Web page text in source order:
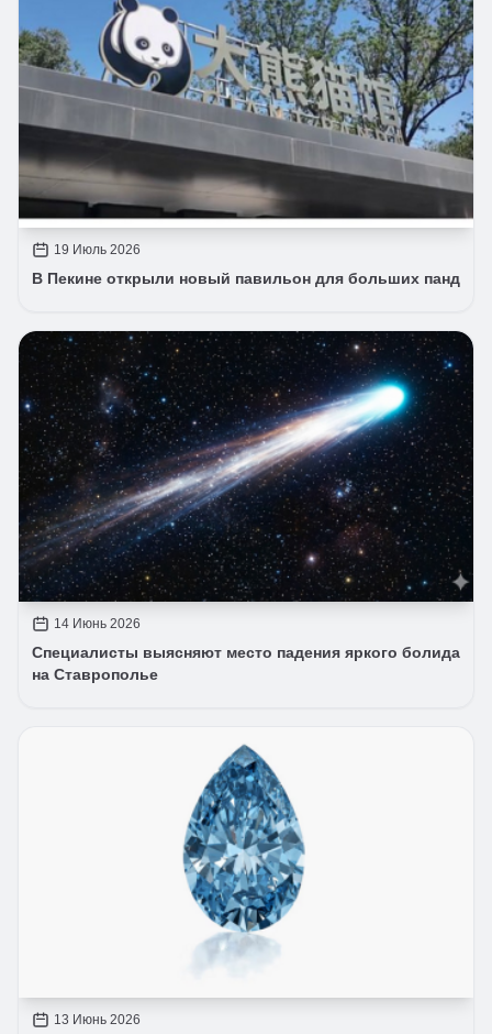
19 Июль 2026
В Пекине открыли новый павильон для больших панд
14 Июнь 2026
Специалисты выясняют место падения яркого болида
на Ставрополье
13 Июнь 2026